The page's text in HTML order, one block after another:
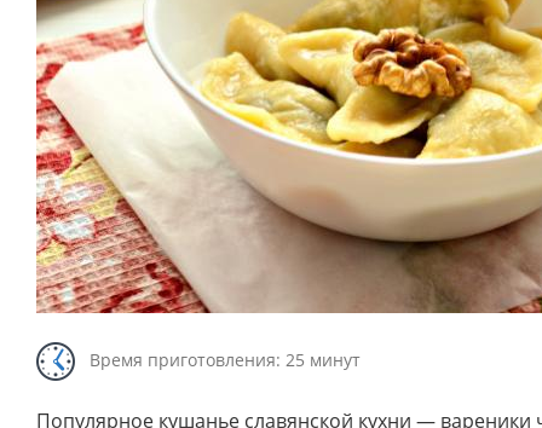
Время приготовления: 25 минут
Популярное кушанье славянской кухни — вареники